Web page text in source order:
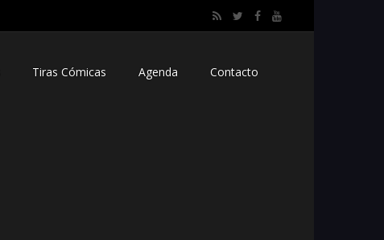
Tiras Cómicas Agenda Contacto